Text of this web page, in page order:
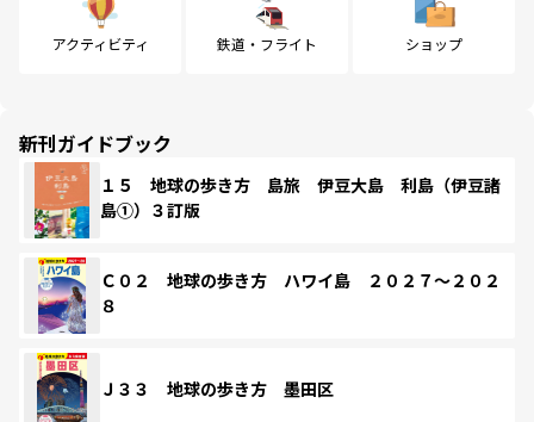
アクティビティ 鉄道・フライト ショップ
新刊ガイドブック
１５ 地球の歩き方 島旅 伊豆大島 利島（伊豆諸
島①）３訂版
Ｃ０２ 地球の歩き方 ハワイ島 ２０２７～２０２
８
Ｊ３３ 地球の歩き方 墨田区